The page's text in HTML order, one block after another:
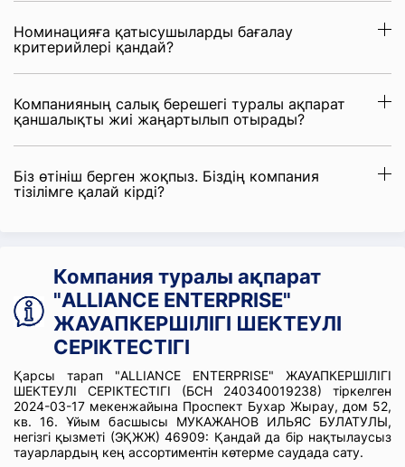
Номинацияға қатысушыларды бағалау
критерийлері қандай?
Компанияның салық берешегі туралы ақпарат
қаншалықты жиі жаңартылып отырады?
Біз өтініш берген жоқпыз. Біздің компания
тізілімге қалай кірді?
Компания туралы ақпарат
"ALLIANCE ENTERPRISE"
ЖАУАПКЕРШІЛІГІ ШЕКТЕУЛІ
СЕРІКТЕСТІГІ
Қарсы тарап "ALLIANCE ENTERPRISE" ЖАУАПКЕРШІЛІГІ
ШЕКТЕУЛІ СЕРІКТЕСТІГІ (БСН 240340019238) тіркелген
2024-03-17 мекенжайына Проспект Бухар Жырау, дом 52,
кв. 16. Ұйым басшысы МУКАЖАНОВ ИЛЬЯС БУЛАТУЛЫ,
негізгі қызметі (ЭҚЖЖ) 46909: Қандай да бір нақтылаусыз
тауарлардың кең ассортиментін көтерме саудада сату.